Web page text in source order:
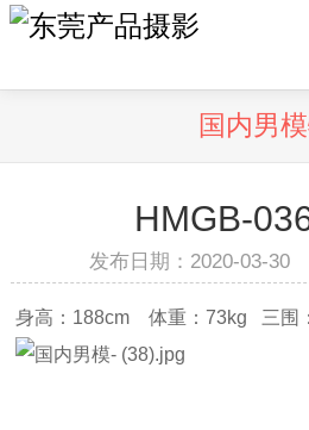
国内男
HMGB-
发布日期：2020-03-30
身高：188cm 体重：73kg 三围